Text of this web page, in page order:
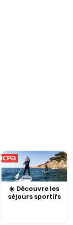
☀️ Découvre les
séjours sportifs